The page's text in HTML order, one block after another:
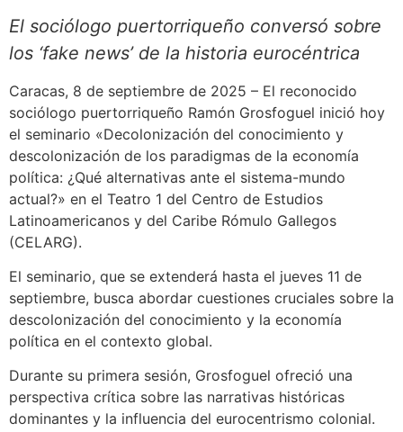
El sociólogo puertorriqueño conversó sobre
los ‘fake news’ de la historia eurocéntrica
Caracas, 8 de septiembre de 2025 – El reconocido
sociólogo puertorriqueño Ramón Grosfoguel inició hoy
el seminario «Decolonización del conocimiento y
descolonización de los paradigmas de la economía
política: ¿Qué alternativas ante el sistema-mundo
actual?» en el Teatro 1 del Centro de Estudios
Latinoamericanos y del Caribe Rómulo Gallegos
(CELARG).
El seminario, que se extenderá hasta el jueves 11 de
septiembre, busca abordar cuestiones cruciales sobre la
descolonización del conocimiento y la economía
política en el contexto global.
Durante su primera sesión, Grosfoguel ofreció una
perspectiva crítica sobre las narrativas históricas
dominantes y la influencia del eurocentrismo colonial.